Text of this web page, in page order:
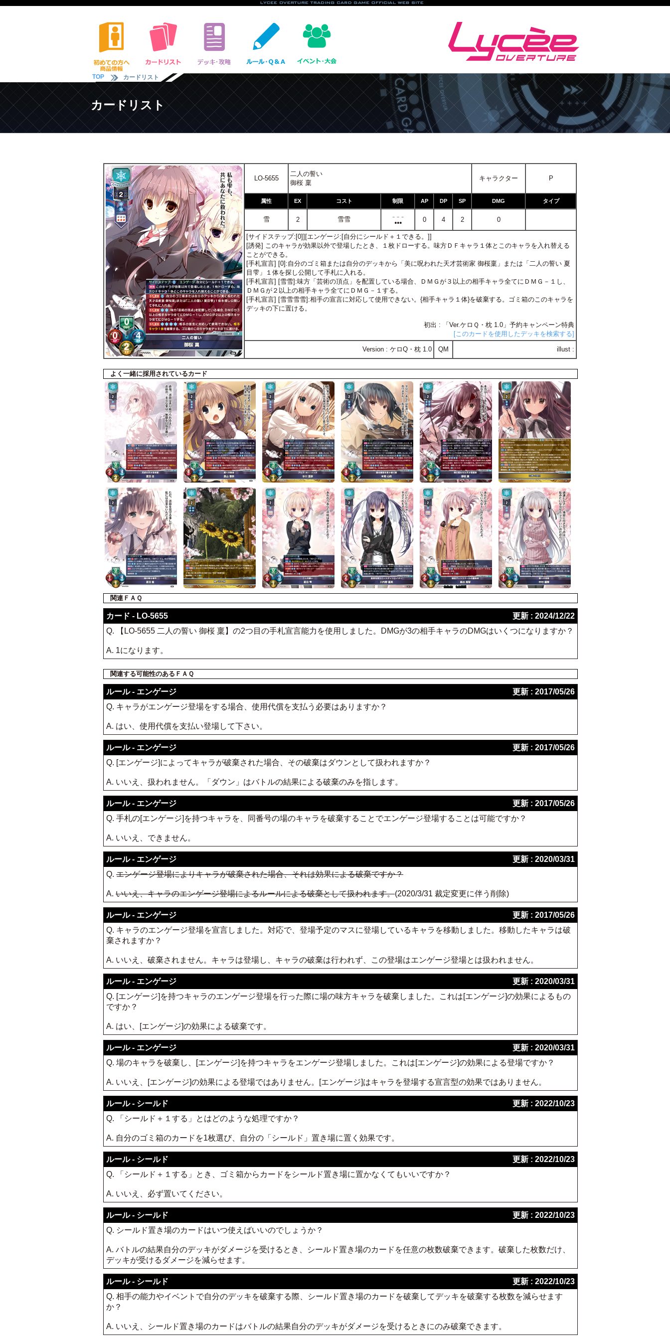
TOP カードリスト
カードリスト
LO-5655
二人の誓い
御桜 稟
キャラクター P
属性 EX コスト 制限 AP DP SP DMG タイプ
雪 2 雪雪
－－－
●●●
0 4 2 0
[サイドステップ:[0]][エンゲージ:[自分にシールド＋１できる。]]
[誘発] このキャラが効果以外で登場したとき、１枚ドローする。味方ＤＦキャラ１体とこのキャラを入れ替える
ことができる。
[手札宣言] [0]:自分のゴミ箱または自分のデッキから「美に呪われた天才芸術家 御桜稟」または「二人の誓い 夏
目雫」１体を探し公開して手札に入れる。
[手札宣言] [雪雪]:味方「芸術の頂点」を配置している場合、ＤＭＧが３以上の相手キャラ全てにＤＭＧ－１し、
ＤＭＧが２以上の相手キャラ全てにＤＭＧ－１する。
[手札宣言] [雪雪雪雪]:相手の宣言に対応して使用できない。{相手キャラ１体}を破棄する。ゴミ箱のこのキャラを
デッキの下に置ける。
初出 : 「Ver.ケロＱ・枕 1.0」予約キャンペーン特典
[このカードを使用したデッキを検索する]
Version : ケロQ・枕 1.0 QM illust :
よく一緒に採用されているカード
関連ＦＡＱ
カード - LO-5655
更新 : 2024/12/22
Q. 【LO-5655 二人の誓い 御桜 稟】の2つ目の手札宣言能力を使用しました。DMGが3の相手キャラのDMGはいくつになりますか？
A. 1になります。
関連する可能性のあるＦＡＱ
ルール - エンゲージ
更新 : 2017/05/26
Q. キャラがエンゲージ登場をする場合、使用代償を支払う必要はありますか？
A. はい、使用代償を支払い登場して下さい。
ルール - エンゲージ
更新 : 2017/05/26
Q. [エンゲージ]によってキャラが破棄された場合、その破棄はダウンとして扱われますか？
A. いいえ、扱われません。「ダウン」はバトルの結果による破棄のみを指します。
ルール - エンゲージ
更新 : 2017/05/26
Q. 手札の[エンゲージ]を持つキャラを、同番号の場のキャラを破棄することでエンゲージ登場することは可能ですか？
A. いいえ、できません。
ルール - エンゲージ
更新 : 2020/03/31
Q. エンゲージ登場によりキャラが破棄された場合、それは効果による破棄ですか？
A. いいえ、キャラのエンゲージ登場によるルールによる破棄として扱われます。(2020/3/31 裁定変更に伴う削除)
ルール - エンゲージ
更新 : 2017/05/26
Q. キャラのエンゲージ登場を宣言しました。対応で、登場予定のマスに登場しているキャラを移動しました。移動したキャラは破
棄されますか？
A. いいえ、破棄されません。キャラは登場し、キャラの破棄は行われず、この登場はエンゲージ登場とは扱われません。
ルール - エンゲージ
更新 : 2020/03/31
Q. [エンゲージ]を持つキャラのエンゲージ登場を行った際に場の味方キャラを破棄しました。これは[エンゲージ]の効果によるもの
ですか？
A. はい、[エンゲージ]の効果による破棄です。
ルール - エンゲージ
更新 : 2020/03/31
Q. 場のキャラを破棄し、[エンゲージ]を持つキャラをエンゲージ登場しました。これは[エンゲージ]の効果による登場ですか？
A. いいえ、[エンゲージ]の効果による登場ではありません。[エンゲージ]はキャラを登場する宣言型の効果ではありません。
ルール - シールド
更新 : 2022/10/23
Q. 「シールド＋１する」とはどのような処理ですか？
A. 自分のゴミ箱のカードを1枚選び、自分の「シールド」置き場に置く効果です。
ルール - シールド
更新 : 2022/10/23
Q. 「シールド＋１する」とき、ゴミ箱からカードをシールド置き場に置かなくてもいいですか？
A. いいえ、必ず置いてください。
ルール - シールド
更新 : 2022/10/23
Q. シールド置き場のカードはいつ使えばいいのでしょうか？
A. バトルの結果自分のデッキがダメージを受けるとき、シールド置き場のカードを任意の枚数破棄できます。破棄した枚数だけ、
デッキが受けるダメージを減らせます。
ルール - シールド
更新 : 2022/10/23
Q. 相手の能力やイベントで自分のデッキを破棄する際、シールド置き場のカードを破棄してデッキを破棄する枚数を減らせます
か？
A. いいえ、シールド置き場のカードはバトルの結果自分のデッキがダメージを受けるときにのみ破棄できます。